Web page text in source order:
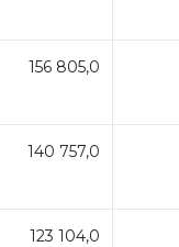
156 805,0
140 757,0
123 104,0